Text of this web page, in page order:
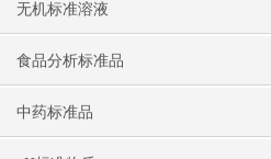
无机标准溶液
食品分析标准品
中药标准品